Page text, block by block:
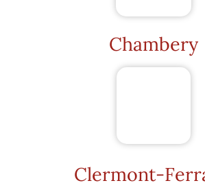
Chambery
Clermont-